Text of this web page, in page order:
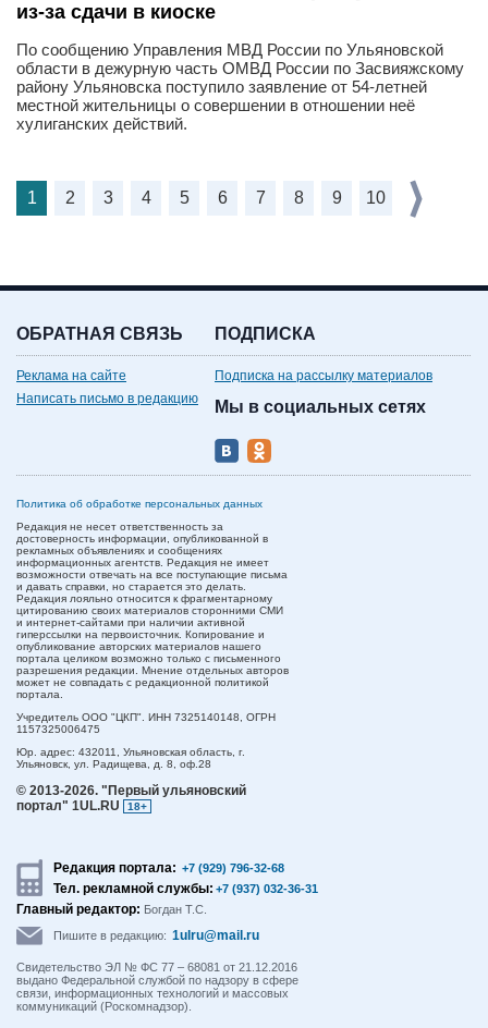
из-за сдачи в киоске
По сообщению Управления МВД России по Ульяновской
области в дежурную часть ОМВД России по Засвияжскому
району Ульяновска поступило заявление от 54-летней
местной жительницы о совершении в отношении неё
хулиганских действий.
1 2 3 4 5 6 7 8 9 10
ОБРАТНАЯ СВЯЗЬ
Реклама на сайте
Написать письмо в редакцию
ПОДПИСКА
Подписка на рассылку материалов
Мы в социальных сетях
Политика об обработке персональных данных
Редакция не несет ответственность за
достоверность информации, опубликованной в
рекламных объявлениях и сообщениях
информационных агентств. Редакция не имеет
возможности отвечать на все поступающие письма
и давать справки, но старается это делать.
Редакция лояльно относится к фрагментарному
цитированию своих материалов сторонними СМИ
и интернет-сайтами при наличии активной
гиперссылки на первоисточник. Копирование и
опубликование авторских материалов нашего
портала целиком возможно только с письменного
разрешения редакции. Мнение отдельных авторов
может не совпадать с редакционной политикой
портала.
Учредитель ООО "ЦКП". ИНН 7325140148, ОГРН
1157325006475
Юр. адрес: 432011, Ульяновская область, г.
Ульяновск, ул. Радищева, д. 8, оф.28
© 2013-2026. "Первый ульяновский
портал" 1UL.RU
18+
Редакция портала: +7 (929) 796-32-68
Тел. рекламной службы: +7 (937) 032-36-31
Главный редактор: Богдан Т.С.
Пишите в редакцию: 1ulru@mail.ru
Свидетельство ЭЛ № ФС 77 – 68081 от 21.12.2016
выдано Федеральной службой по надзору в сфере
связи, информационных технологий и массовых
коммуникаций (Роскомнадзор).